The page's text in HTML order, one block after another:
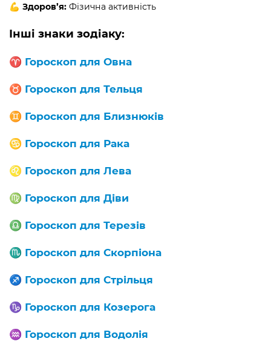
💪 Здоров’я: Фізична активність
Інші знаки зодіаку:
♈️ Гороскоп для Овна
♉️ Гороскоп для Тельця
♊️ Гороскоп для Близнюків
♋️ Гороскоп для Рака
♌️ Гороскоп для Лева
♍️ Гороскоп для Діви
♎️ Гороскоп для Терезів
♏️ Гороскоп для Скорпіона
♐️ Гороскоп для Стрільця
♑️ Гороскоп для Козерога
♒️ Гороскоп для Водолія